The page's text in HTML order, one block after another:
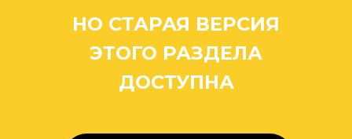
НО СТАРАЯ ВЕРСИЯ
ЭТОГО РАЗДЕЛА
ДОСТУПНА